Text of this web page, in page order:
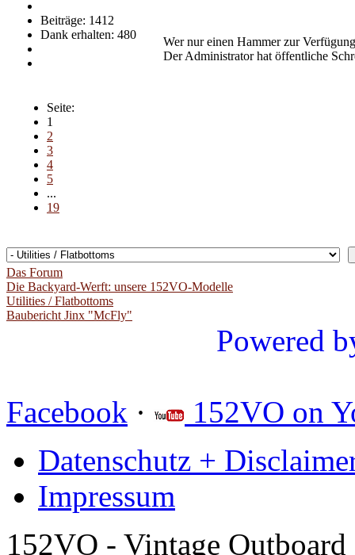
Beiträge: 1412
Dank erhalten: 480
Wer nur einen Hammer zur
Der Administrator hat öffentliche
Seite:
1
2
3
4
5
...
19
Das Forum
Die Backyard-Werft: unsere 152VO-Modelle
Utilities / Flatbottoms
Baubericht Jinx "McFly"
Powered
Facebook ·
152VO on
Datenschutz +
Impressum
152VO - Vintage